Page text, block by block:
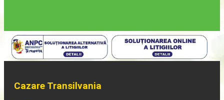
Cazare Transilvania